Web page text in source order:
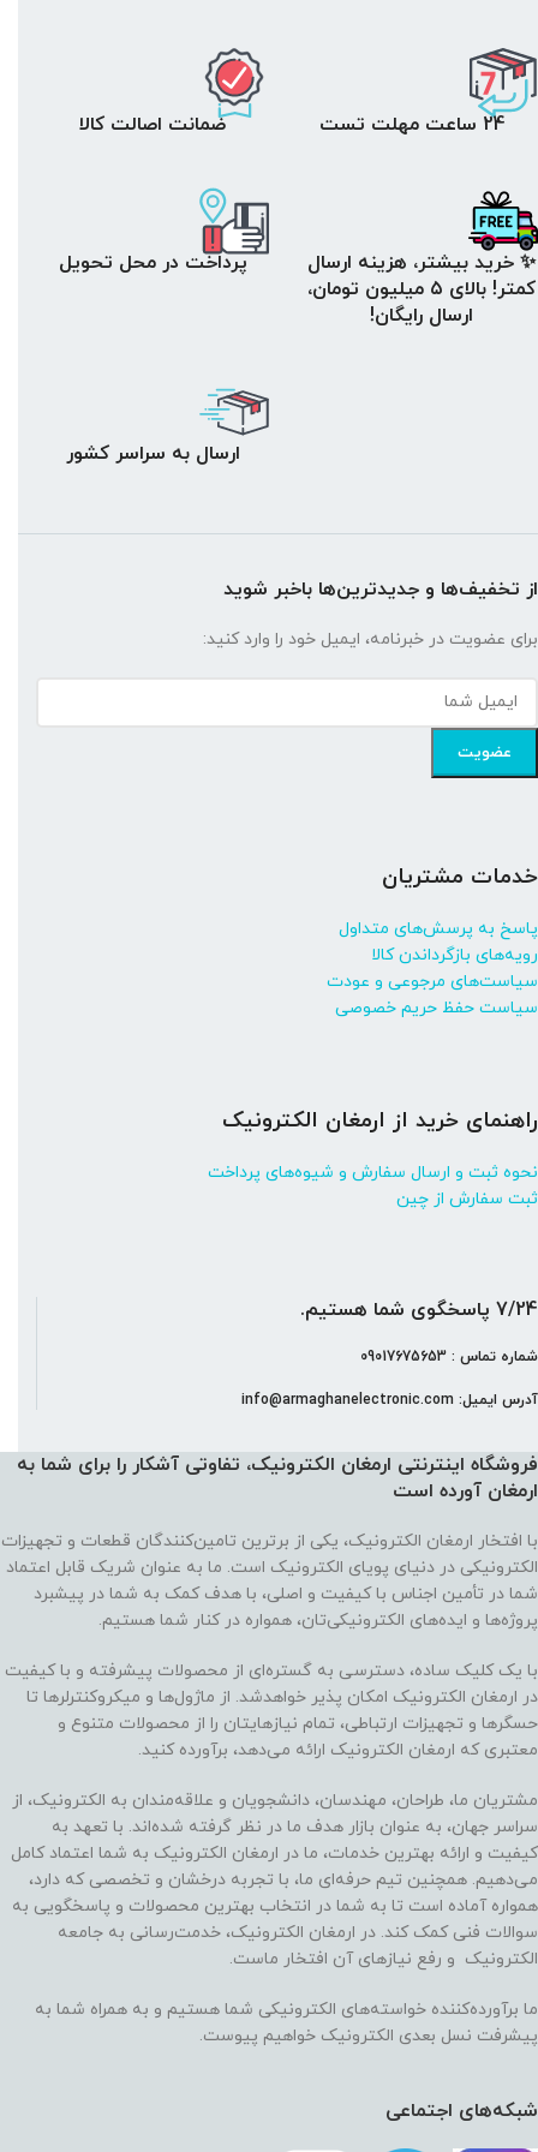
ضمانت اصالت کالا 24 ساعت مهلت تست
پرداخت در محل تحویل
✨ خرید بیشتر، هزینه ارسال
کمتر! بالای ۵ میلیون تومان،
ارسال رایگان!
ارسال به سراسر کشور
از تخفیف‌ها و جدیدترین‌ها باخبر شوید
برای عضویت در خبرنامه، ایمیل خود را وارد کنید:
خدمات مشتریان
پاسخ به پرسش‌های متداول
رویه‌های بازگرداندن کالا
سیاست‌های مرجوعی و عودت
سیاست حفظ حریم خصوصی
راهنمای خرید از ارمغان الکترونیک
نحوه ثبت و ارسال سفارش و شیوه‌های پرداخت
ثبت سفارش از چین
7/24 پاسخگوی شما هستیم.
شماره تماس : 09017675653
آدرس ایمیل: info@armaghanelectronic.com
فروشگاه اینترنتی ارمغان الکترونیک، تفاوتی آشکار را برای شما به
ارمغان آورده‌ است
با افتخار ارمغان الکترونیک، یکی از برترین تامین‌کنندگان قطعات و تجهیزات
الکترونیکی در دنیای پویای الکترونیک است. ما به عنوان شریک قابل اعتماد
شما در تأمین اجناس با کیفیت و اصلی، با هدف کمک به شما در پیشبرد
پروژه‌ها و ایده‌های الکترونیکی‌تان، همواره در کنار شما هستیم.
با یک کلیک ساده، دسترسی به گستره‌ای از محصولات پیشرفته و با کیفیت
در ارمغان الکترونیک امکان پذیر خواهدشد. از ماژول‌ها و میکروکنترلرها تا
حسگرها و تجهیزات ارتباطی، تمام نیازهایتان را از محصولات متنوع و
معتبری که ارمغان الکترونیک ارائه می‌دهد، برآورده کنید.
مشتریان ما، طراحان، مهندسان، دانشجویان و علاقه‌مندان به الکترونیک، از
سراسر جهان، به عنوان بازار هدف ما در نظر گرفته شده‌اند. با تعهد به
کیفیت و ارائه بهترین خدمات، ما در ارمغان الکترونیک به شما اعتماد کامل
می‌دهیم. همچنین تیم حرفه‌ای ما، با تجربه درخشان و تخصصی که دارد،
همواره آماده است تا به شما در انتخاب بهترین محصولات و پاسخگویی به
سوالات فنی کمک کند. در ارمغان الکترونیک، خدمت‌رسانی به جامعه
الکترونیک و رفع نیازهای آن افتخار ماست.
ما برآورده‌کننده خواسته‌های الکترونیکی شما هستیم و به همراه شما به
پیشرفت نسل بعدی الکترونیک خواهیم پیوست.
شبکه‌های اجتماعی